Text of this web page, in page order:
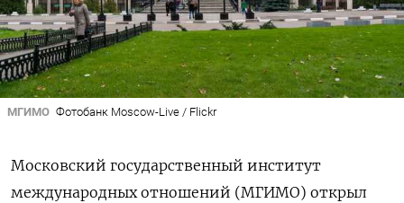
МГИМО Фотобанк Moscow-Live / Flickr
Московский государственный институт
международных отношений (МГИМО) открыл